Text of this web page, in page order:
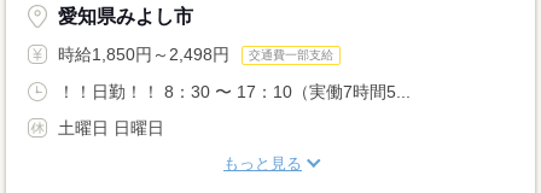
愛知県みよし市
時給1,850円～2,498円 交通費一部支給
！！日勤！！ 8：30 〜 17：10（実働7時間5...
土曜日 日曜日
もっと見る